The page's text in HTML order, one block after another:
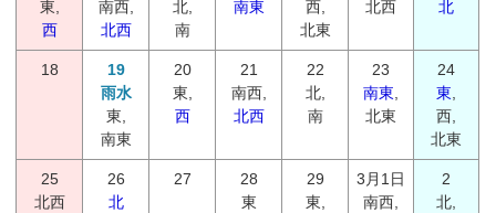
東,
西
南西,
北西
北,
南
南東
西,
北東
北西
北
18
19
雨水
東,
南東
20
東,
西
21
南西,
北西
22
北,
南
23
南東
北東
24
東
西,
北東
25
北西
26
北
27
28
東
29
東,
3月1日
南西,
2
北,